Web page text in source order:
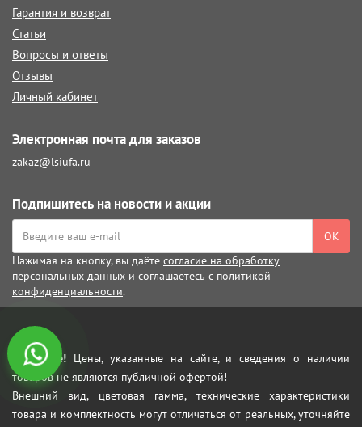
Гарантия и возврат
Статьи
Вопросы и ответы
Отзывы
Личный кабинет
Электронная почта для заказов
zakaz@lsiufa.ru
Подпишитесь на новости и акции
ОК
Нажимая на кнопку, вы даёте согласие на обработку
персональных данных и соглашаетесь с политикой
конфиденциальности.
Внимание! Цены, указанные на сайте, и сведения о наличии
товаров не являются публичной офертой!
Внешний вид, цветовая гамма, технические характеристики
товара и комплектность могут отличаться от реальных, уточняйте